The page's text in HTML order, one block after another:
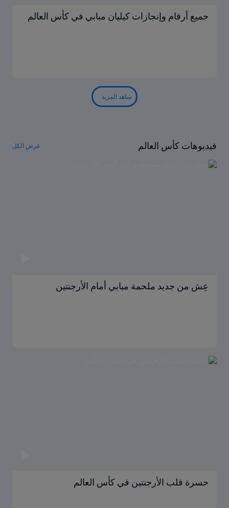
جميع أرقام وإنجازات كيليان مبابي في كأس العالم
شاهد المزيد
فيديوهات كأس العالم عرض الكل
عِش من جديد ملحمة مبابي أمام الأرجنتين
حسرة قلب الأرجنتين في كأس العالم